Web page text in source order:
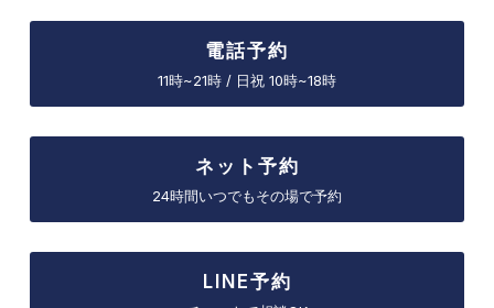
電話予約
11時~21時 / 日祝 10時~18時
ネット予約
24時間いつでもその場で予約
LINE予約